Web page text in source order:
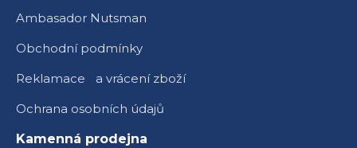
Ambasador Nutsman
Obchodní podmínky
Reklamace a vrácení zboží
Ochrana osobních údajů
Kamenná prodejna